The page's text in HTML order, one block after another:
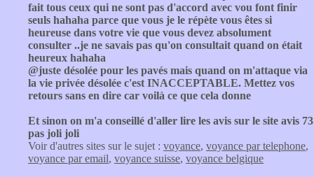
fait tous ceux qui ne sont pas d'accord avec vou font finir
seuls hahaha parce que vous je le répète vous êtes si
heureuse dans votre vie que vous devez absolument
consulter ..je ne savais pas qu'on consultait quand on était
heureux hahaha
@juste désolée pour les pavés mais quand on m'attaque via
la vie privée désolée c'est INACCEPTABLE. Mettez vos
retours sans en dire car voilà ce que cela donne
Et sinon on m'a conseillé d'aller lire les avis sur le site avis 73
pas joli joli
Voir d'autres sites sur le sujet : voyance, voyance par telephone,
voyance par email, voyance suisse, voyance belgique